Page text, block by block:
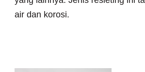
air dan korosi.